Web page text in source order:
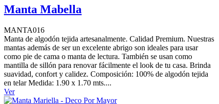
Manta Mabella
MANTA016
Manta de algodón tejida artesanalmente. Calidad Premium. Nuestras
mantas además de ser un excelente abrigo son ideales para usar
como pie de cama o manta de lectura. También se usan como
mantilla de sillón para renovar fácilmente el look de tu casa. Brinda
suavidad, confort y calidez. Composición: 100% de algodón tejida
en telar Medida: 1.90 x 1.70 mts....
Ver